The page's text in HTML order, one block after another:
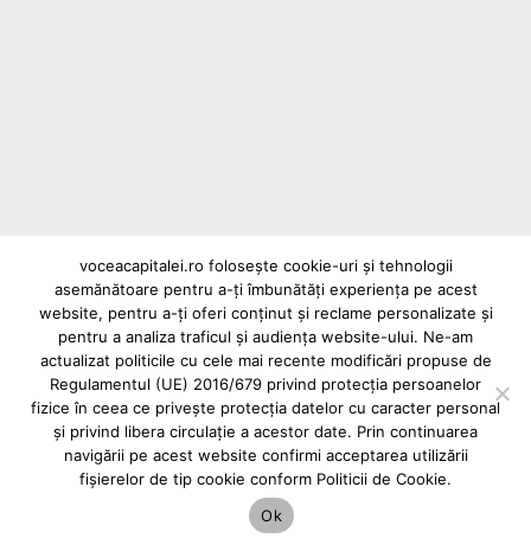
Reclame și advertoriale pe Vocea Capitalei
Powered byINFINITUS ADVERTISING
voceacapitalei.ro folosește cookie-uri și tehnologii
asemănătoare pentru a-ți îmbunătăți experiența pe acest
website, pentru a-ți oferi conținut și reclame personalizate și
pentru a analiza traficul și audiența website-ului. Ne-am
actualizat politicile cu cele mai recente modificări propuse de
Regulamentul (UE) 2016/679 privind protecția persoanelor
fizice în ceea ce privește protecția datelor cu caracter personal
și privind libera circulație a acestor date. Prin continuarea
navigării pe acest website confirmi acceptarea utilizării
fișierelor de tip cookie conform Politicii de Cookie.
Ok